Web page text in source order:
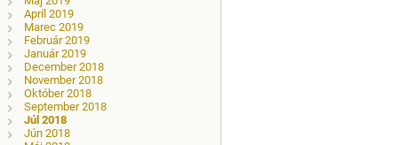
Apríl 2019
Marec 2019
Február 2019
Január 2019
December 2018
November 2018
Október 2018
September 2018
Júl 2018
Jún 2018